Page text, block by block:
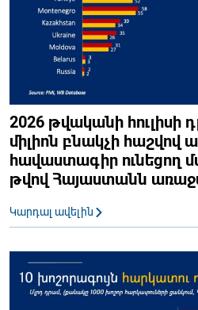
2026 թվականի հուլիսի
միլիոն բնակչի հաշվով
հավաստագիր ունեցող
թվով Հայաստանն
Կարդալ ավելին